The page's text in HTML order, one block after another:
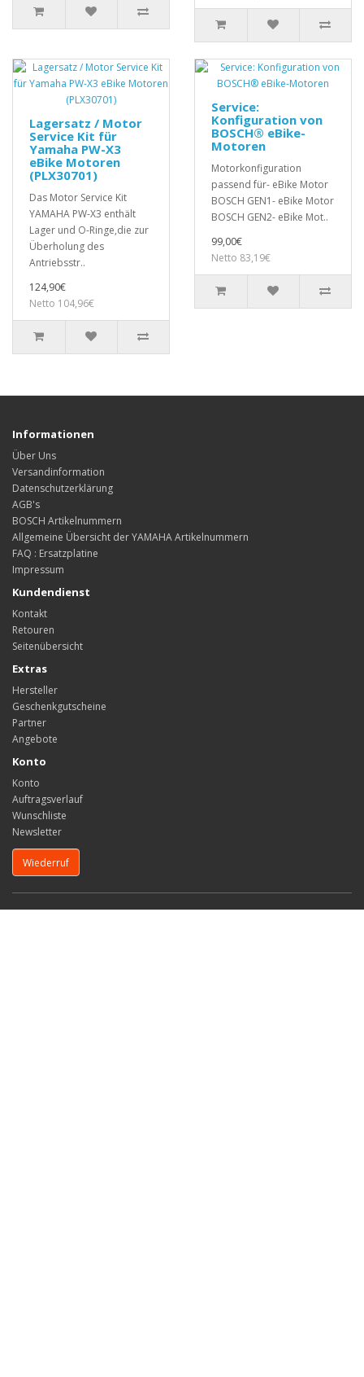
Lagersatz / Motor
Service Kit für
Yamaha PW-X3
eBike Motoren
(PLX30701)
Das Motor Service Kit
YAMAHA PW-X3 enthält
Lager und O-Ringe,die zur
Überholung des
Antriebsstr..
124,90€
Netto 104,96€
Service:
Konfiguration von
BOSCH® eBike-
Motoren
Motorkonfiguration
passend für- eBike Motor
BOSCH GEN1- eBike Motor
BOSCH GEN2- eBike Mot..
99,00€
Netto 83,19€
Informationen
Über Uns
Versandinformation
Datenschutzerklärung
AGB's
BOSCH Artikelnummern
Allgemeine Übersicht der YAMAHA Artikelnummern
FAQ : Ersatzplatine
Impressum
Kundendienst
Kontakt
Retouren
Seitenübersicht
Extras
Hersteller
Geschenkgutscheine
Partner
Angebote
Konto
Konto
Auftragsverlauf
Wunschliste
Newsletter
Wiederruf